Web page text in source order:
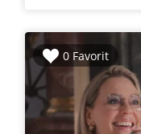
0 Favorit